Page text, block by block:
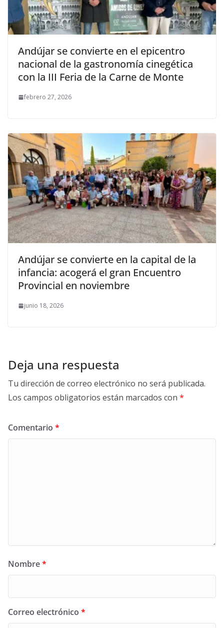
Andújar se convierte en el epicentro
nacional de la gastronomía cinegética
con la III Feria de la Carne de Monte
febrero 27, 2026
Andújar se convierte en la capital de la
infancia: acogerá el gran Encuentro
Provincial en noviembre
junio 18, 2026
Deja una respuesta
Tu dirección de correo electrónico no será publicada.
Los campos obligatorios están marcados con *
Comentario *
Nombre*
Correo electrónico *